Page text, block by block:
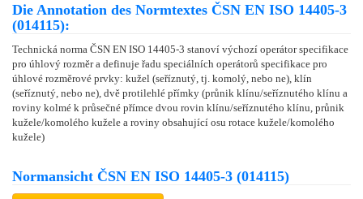
Die Annotation des Normtextes ČSN EN ISO 14405-3
(014115):
Technická norma ČSN EN ISO 14405-3 stanoví výchozí operátor specifikace
pro úhlový rozměr a definuje řadu speciálních operátorů specifikace pro
úhlové rozměrové prvky: kužel (seříznutý, tj. komolý, nebo ne), klín
(seříznutý, nebo ne), dvě protilehlé přímky (průnik klínu/seříznutého klínu a
roviny kolmé k průsečné přímce dvou rovin klínu/seříznutého klínu, průnik
kužele/komolého kužele a roviny obsahující osu rotace kužele/komolého
kužele)
Normansicht ČSN EN ISO 14405-3 (014115)